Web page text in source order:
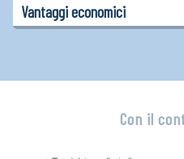
Vantaggi economici
Con il